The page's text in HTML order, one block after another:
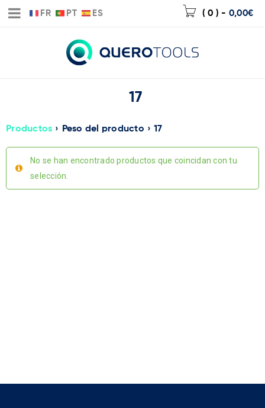
FR PT ES ( 0 ) - 0,00€
17
Productos › Peso del producto › 17
No se han encontrado productos que coincidan con tu
selección.